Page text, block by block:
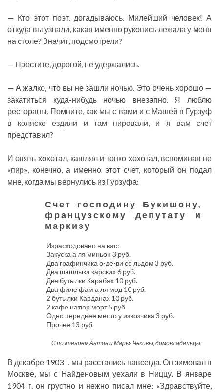
— Кто этот поэт, догадываюсь. Милейший человек! А
откуда вы узнали, какая именно рукопись лежала у меня
на столе? Значит, подсмотрели?
— Простите, дорогой, не удержались.
— А жалко, что вы не зашли ночью. Это очень хорошо —
закатиться куда-нибудь ночью внезапно. Я люблю
рестораны. Помните, как мы с вами и с Машей в Гурзуф
в коляске ездили и там пировали, и я вам счет
представил?
И опять хохотал, кашлял и тонко хохотал, вспоминая не
«пир», конечно, а именно этот счет, который он подал
мне, когда мы вернулись из Гурзуфа:
Счет господину Букишону,
французскому депутату и
маркизу
Израсходовано на вас:
Закуска а ля миньон 3 руб.
Два графинчика о-де-ви со льдом 3 руб.
Два шашлыка карских 6 руб.
Две бутылки Карабах 10 руб.
Два филе фам а ля мод 10 руб.
2 бутылки Карданах 10 руб.
2 кафе натюр морт 5 руб.
Одно переднее место у извозчика 3 руб.
Прочее 13 руб.
С почтением Антон и Марья Чеховы, домовладельцы.
В декабре 1903 г. мы расстались навсегда. Он зимовал в
Москве, мы с Найденовым уехали в Ниццу. В январе
1904 г. он грустно и нежно писал мне: «Здравствуйте,